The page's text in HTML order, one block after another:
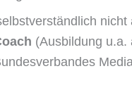
(Ausbildung u.a.